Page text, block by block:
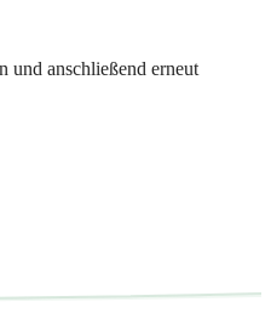
und anschließend erneut